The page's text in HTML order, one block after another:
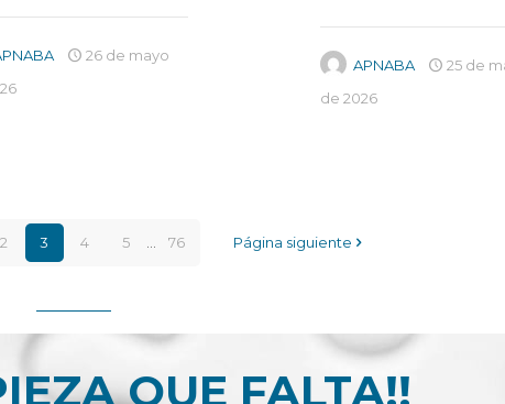
26 de mayo
APNABA
25 de
de 2026
2 3 4 5 76 Página siguiente
QUE FALTA!!